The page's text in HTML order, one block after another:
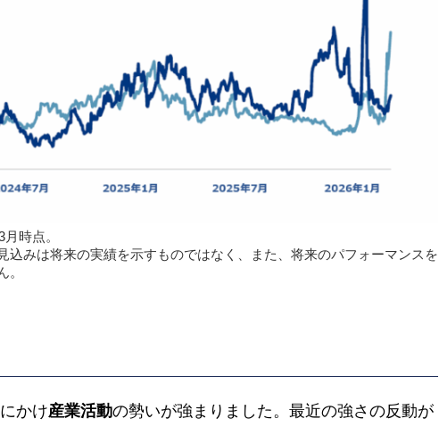
時点。
込みは将来の実績を示すものではなく、また、将来のパフォーマンスを
。
かけ産業活動の勢いが強まりました。最近の強さの反動が